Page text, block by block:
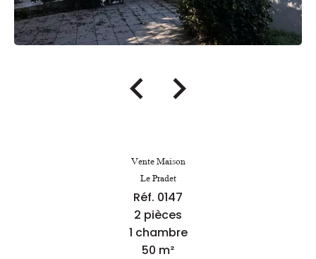
Vente Maison
Le Pradet
Réf. 0147
2 pièces
1 chambre
50 m²